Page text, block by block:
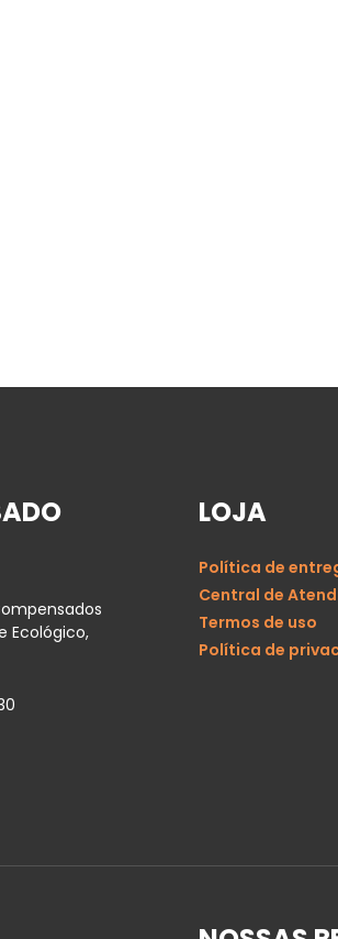
Ecológico,
LOJA
Política de
Central de
Termos de uso
Política de